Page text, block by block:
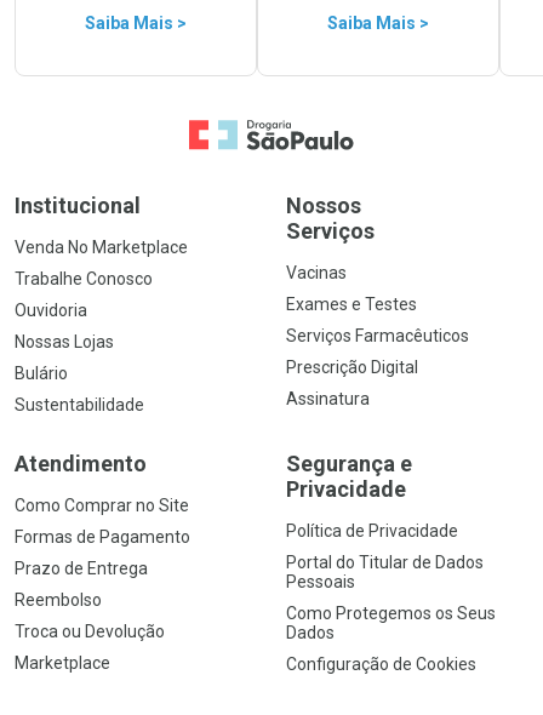
Saiba Mais > Saiba Mais >
Ir para a Home
Institucional
Venda No Marketplace
Trabalhe Conosco
Ouvidoria
Nossas Lojas
Bulário
Sustentabilidade
Nossos
Serviços
Vacinas
Exames e Testes
Serviços Farmacêuticos
Prescrição Digital
Assinatura
Atendimento
Como Comprar no Site
Formas de Pagamento
Prazo de Entrega
Reembolso
Troca ou Devolução
Marketplace
Segurança e
Privacidade
Política de Privacidade
Portal do Titular de Dados
Pessoais
Como Protegemos os Seus
Dados
Configuração de Cookies